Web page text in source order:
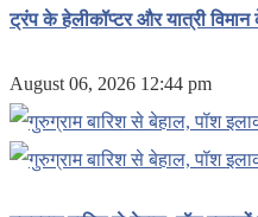
ट्रंप के हेलीकॉप्टर और यात्री
August 06, 2026 12:44 pm